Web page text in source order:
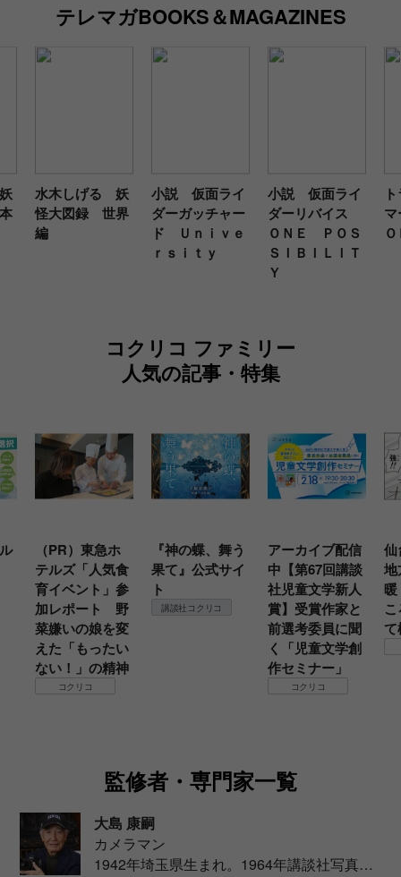
テレマガBOOKS＆MAGAZINES
水木しげる 妖
怪大図録 世界
編
小説 仮面ライ
ダーガッチャー
ド Ｕｎｉｖｅ
ｒｓｉｔｙ
小説 仮面ライ
ダーリバイス
ＯＮＥ ＰＯＳ
ＳＩＢＩＬＩＴ
Ｙ
コクリコ ファミリー
人気の記事・特集
（PR）東急ホ
テルズ「人気食
育イベント」参
加レポート 野
菜嫌いの娘を変
えた「もったい
ない！」の精神
コクリコ
『神の蝶、舞う
果て』公式サイ
ト
講談社コクリコ
アーカイブ配信
中【第67回講談
社児童文学新人
賞】受賞作家と
前選考委員に聞
く「児童文学創
作セミナー」
コクリコ
仙
地
監修者・専門家一覧
大島 康嗣
カメラマン
1942年埼玉県生まれ。1964年講談社写真部